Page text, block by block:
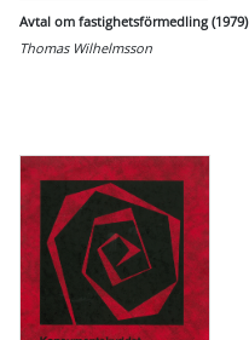
Avtal om fastighetsförmedling (1979)
Thomas Wilhelmsson